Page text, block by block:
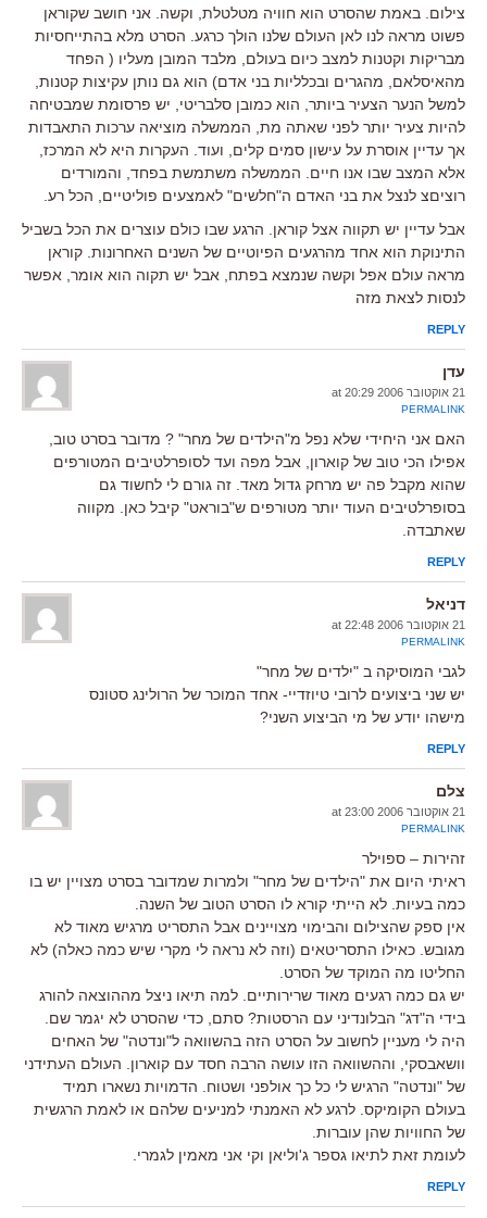
צילום. באמת שהסרט הוא חוויה מטלטלת, וקשה. אני חושב שקוראן
פשוט מראה לנו לאן העולם שלנו הולך כרגע. הסרט מלא בהתייחסיות
מבריקות וקטנות למצב כיום בעולם, מלבד המובן מעליו ( הפחד
מהאיסלאם, מהגרים ובכלליות בני אדם) הוא גם נותן עקיצות קטנות,
למשל הנער הצעיר ביותר, הוא כמובן סלבריטי, יש פרסומת שמבטיחה
להיות צעיר יותר לפני שאתה מת, הממשלה מוציאה ערכות התאבדות
אך עדיין אוסרת על עישון סמים קלים, ועוד. העקרות היא לא המרכז,
אלא המצב שבו אנו חיים. הממשלה משתמשת בפחד, והמורדים
רוציםצ לנצל את בני האדם ה"חלשים" לאמצעים פוליטיים, הכל רע.
אבל עדיין יש תקווה אצל קוראן. הרגע שבו כולם עוצרים את הכל בשביל
התינוקת הוא אחד מהרגעים הפיוטיים של השנים האחרונות. קוראן
מראה עולם אפל וקשה שנמצא בפתח, אבל יש תקוה הוא אומר, אפשר
לנסות לצאת מזה
REPLY
עדן
21 אוקטובר 2006 at 20:29
PERMALINK
האם אני היחידי שלא נפל מ"הילדים של מחר" ? מדובר בסרט טוב,
אפילו הכי טוב של קוארון, אבל מפה ועד לסופרלטיבים המטורפים
שהוא מקבל פה יש מרחק גדול מאד. זה גורם לי לחשוד גם
בסופרלטיבים העוד יותר מטורפים ש"בוראט" קיבל כאן. מקווה
שאתבדה.
REPLY
דניאל
21 אוקטובר 2006 at 22:48
PERMALINK
לגבי המוסיקה ב "ילדים של מחר"
יש שני ביצועים לרובי טיוזדיי- אחד המוכר של הרולינג סטונס
מישהו יודע של מי הביצוע השני?
REPLY
צלם
21 אוקטובר 2006 at 23:00
PERMALINK
זהירות – ספוילר
ראיתי היום את "הילדים של מחר" ולמרות שמדובר בסרט מצויין יש בו
כמה בעיות. לא הייתי קורא לו הסרט הטוב של השנה.
אין ספק שהצילום והבימוי מצויינים אבל התסריט מרגיש מאוד לא
מגובש. כאילו התסריטאים (וזה לא נראה לי מקרי שיש כמה כאלה) לא
החליטו מה המוקד של הסרט.
יש גם כמה רגעים מאוד שרירותיים. למה תיאו ניצל מההוצאה להורג
בידי ה"דג" הבלונדיני עם הרסטות? סתם, כדי שהסרט לא יגמר שם.
היה לי מעניין לחשוב על הסרט הזה בהשוואה ל"ונדטה" של האחים
וושאבסקי, וההשוואה הזו עושה הרבה חסד עם קוארון. העולם העתידני
של "ונדטה" הרגיש לי כל כך אולפני ושטוח. הדמויות נשארו תמיד
בעולם הקומיקס. לרגע לא האמנתי למניעים שלהם או לאמת הרגשית
של החוויות שהן עוברות.
לעומת זאת לתיאו גספר ג'וליאן וקי אני מאמין לגמרי.
REPLY